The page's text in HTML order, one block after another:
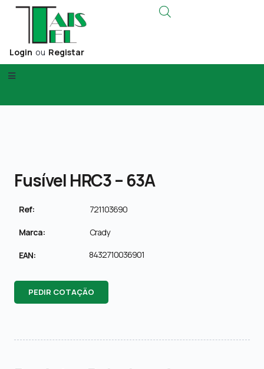
Login ou Registar
Fusível HRC3 – 63A
Ref: 721103690
Marca: Crady
EAN: 8432710036901
PEDIR COTAÇÃO